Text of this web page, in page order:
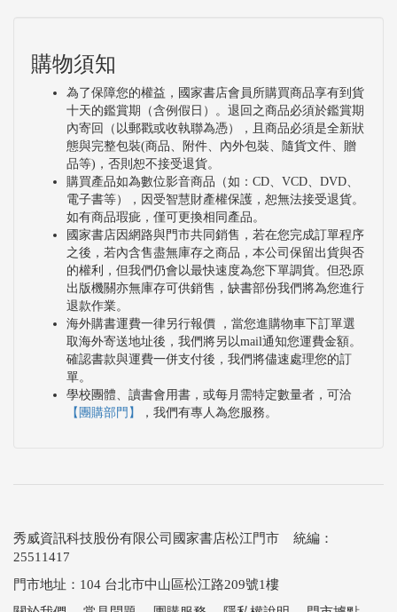
購物須知
為了保障您的權益，國家書店會員所購買商品享有到貨
十天的鑑賞期（含例假日）。退回之商品必須於鑑賞期
內寄回（以郵戳或收執聯為憑），且商品必須是全新狀
態與完整包裝(商品、附件、內外包裝、隨貨文件、贈
品等)，否則恕不接受退貨。
購買產品如為數位影音商品（如：CD、VCD、DVD、
電子書等），因受智慧財產權保護，恕無法接受退貨。
如有商品瑕疵，僅可更換相同產品。
國家書店因網路與門市共同銷售，若在您完成訂單程序
之後，若內含售盡無庫存之商品，本公司保留出貨與否
的權利，但我們仍會以最快速度為您下單調貨。但恐原
出版機關亦無庫存可供銷售，缺書部份我們將為您進行
退款作業。
海外購書運費一律另行報價 ，當您進購物車下訂單選
取海外寄送地址後，我們將另以mail通知您運費金額。
確認書款與運費一併支付後，我們將儘速處理您的訂
單。
學校團體、讀書會用書，或每月需特定數量者，可洽
【團購部門】
，我們有專人為您服務。
秀威資訊科技股份有限公司國家書店松江門市 統編：
25511417
門市地址：104 台北市中山區松江路209號1樓